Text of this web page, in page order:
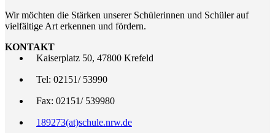
Wir möchten die Stärken unserer Schülerinnen und Schüler auf
vielfältige Art erkennen und fördern.
KONTAKT
Kaiserplatz 50, 47800 Krefeld
Tel: 02151/ 53990
Fax: 02151/ 539980
189273(at)schule.nrw.de